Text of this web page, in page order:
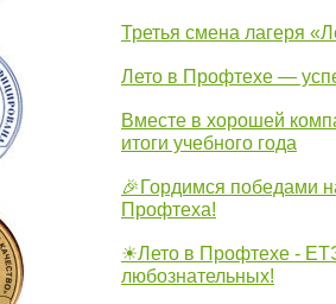
Третья смена лагеря
Лето в Профтехе —
Вместе в хорошей
итоги учебного года
🎉Гордимся победами
Профтеха!
☀Лето в Профтехе -
любознательных!